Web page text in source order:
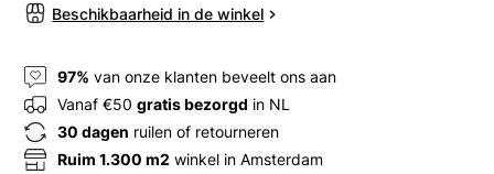
Beschikbaarheid in de winkel
97% van onze klanten beveelt ons aan
Vanaf €50gratis bezorgd in NL
30 dagen ruilen of retourneren
Ruim 1.300 m2 winkel in Amsterdam